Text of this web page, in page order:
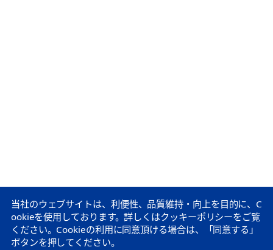
当社のウェブサイトは、利便性、品質維持・向上を目的に、C
ookieを使用しております。詳しくはクッキーポリシーをご覧
ください。 Cookieの利用に同意頂ける場合は、「同意する」
ボタンを押してください。